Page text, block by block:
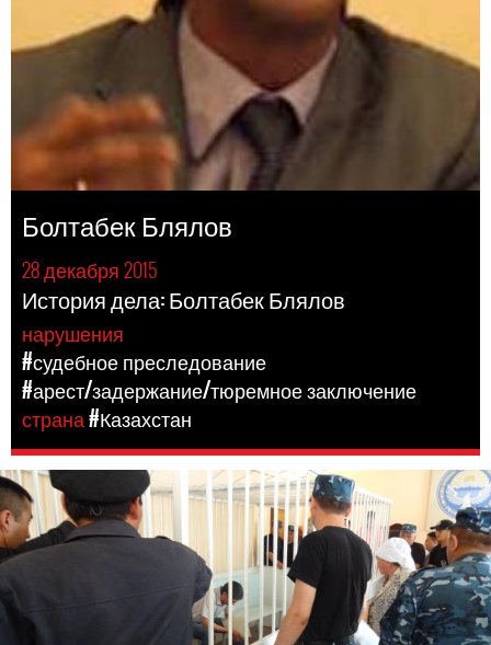
Болтабек Блялов
28 декабря 2015
История дела: Болтабек Блялов
нарушения
#судебное преследование
#арест/задержание/тюремное заключение
страна#Казахстан
#Kazakhstan-
general-
context.jpeg